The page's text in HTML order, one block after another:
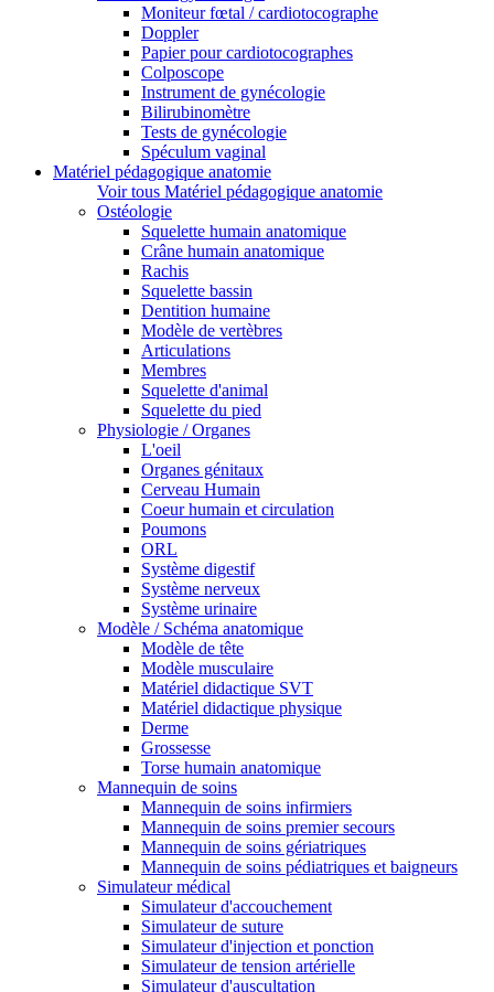
Moniteur fœtal / cardiotocographe
Doppler
Papier pour cardiotocographes
Colposcope
Instrument de gynécologie
Bilirubinomètre
Tests de gynécologie
Spéculum vaginal
Matériel pédagogique anatomie
Voir tous Matériel pédagogique anatomie
Ostéologie
Squelette humain anatomique
Crâne humain anatomique
Rachis
Squelette bassin
Dentition humaine
Modèle de vertèbres
Articulations
Membres
Squelette d'animal
Squelette du pied
Physiologie / Organes
L'oeil
Organes génitaux
Cerveau Humain
Coeur humain et circulation
Poumons
ORL
Système digestif
Système nerveux
Système urinaire
Modèle / Schéma anatomique
Modèle de tête
Modèle musculaire
Matériel didactique SVT
Matériel didactique physique
Derme
Grossesse
Torse humain anatomique
Mannequin de soins
Mannequin de soins infirmiers
Mannequin de soins premier secours
Mannequin de soins gériatriques
Mannequin de soins pédiatriques et baigneurs
Simulateur médical
Simulateur d'accouchement
Simulateur de suture
Simulateur d'injection et ponction
Simulateur de tension artérielle
Simulateur d'auscultation